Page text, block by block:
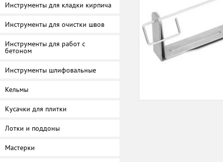
Инструменты для кладки кирпича
Инструменты для очистки швов
Инструменты для работ с
бетоном
Инструменты шлифовальные
Кельмы
Кусачки для плитки
Лотки и поддоны
Мастерки